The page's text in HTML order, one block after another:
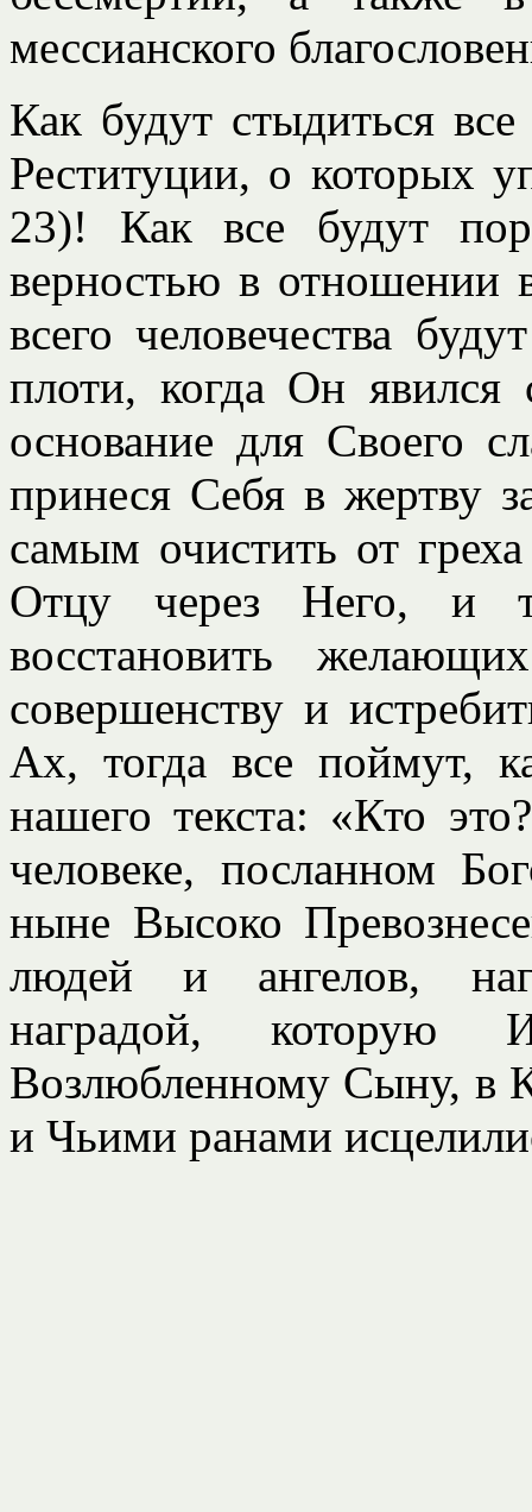
мессианского
Как будут стыдиться
Реституции, о которых
23)! Как все будут
верностью в отношении
всего человечества
плоти, когда Он
основание для Своего
принеся Себя в жертву
самым очистить от
Отцу через Него, и
восстановить
совершенству и
Ах, тогда все поймут,
нашего текста: «Кто
человеке, посланном
ныне Высоко
людей и ангелов,
наградой, которую
Возлюбленному Сыну, в
и Чьими ранами